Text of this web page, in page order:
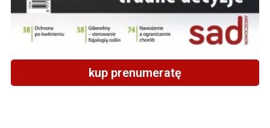
kup prenumeratę